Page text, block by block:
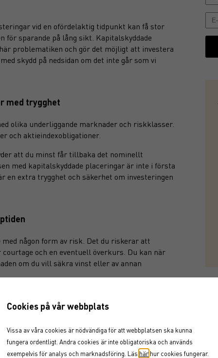
vid en ofördelaktig tidpunkt kan få stor
för sparande på lång sikt. Kapitalskyddade
problematiken och gör det möjligt att investera
skydd på nedsidan om det inte går som vi
med trygghet
olika underliggande marknader och riskklasser.
och aktieindexobligationer.
att du minst får tillbaka det nominellt
med kapitalskyddade placeringar är inte i första
en extra trygghet och säkerhet om investeringen
någon form av risk. Det du riskerar att
och en eventuell överkurs. Du kan när
om du vill säkra vinst eller av annan
bäst för dig bör du prata med en rådgivare
dina behov, din inställning till risk, syftet
Cookies på vår webbplats
Vissa av våra cookies är nödvändiga för att webbplatsen ska kunna
fungera ordentligt. Andra cookies är inte obligatoriska och används
exempelvis för analys och marknadsföring. Läs här hur cookies fungerar.